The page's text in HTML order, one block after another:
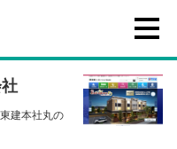
建本社丸の